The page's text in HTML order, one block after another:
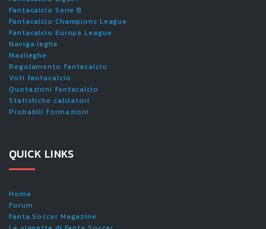
Fantacalcio Serie B
Fantacalcio Champions League
Fantacalcio Europa League
Naviga leghe
Maxileghe
Regolamento fantacalcio
Voti fantacalcio
Quotazioni fantacalcio
Statistiche calciatori
Probabili formazioni
QUICK LINKS
Home
Forum
Fanta.Soccer Magazine